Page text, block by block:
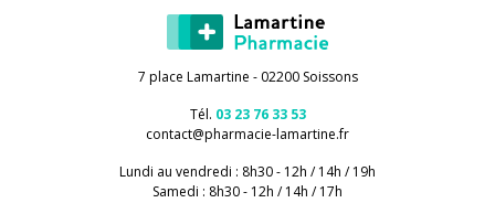
7 place Lamartine - 02200 Soissons
Tél. 03 23 76 33 53
contact@pharmacie-lamartine.fr
Lundi au vendredi : 8h30 - 12h / 14h / 19h
Samedi : 8h30 - 12h / 14h / 17h